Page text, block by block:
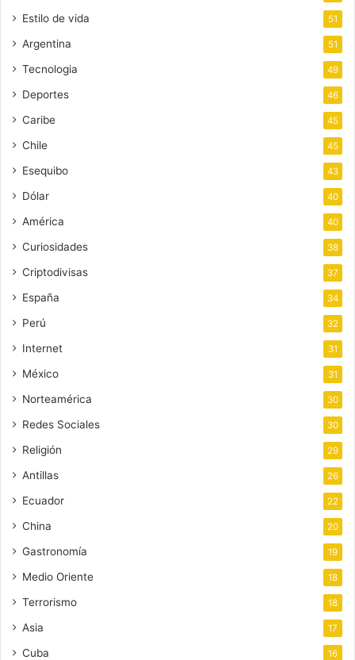
Estilo de vida 51
Argentina 51
Tecnologia 49
Deportes 46
Caribe 45
Chile 45
Esequibo 43
Dólar 40
América 40
Curiosidades 38
Criptodivisas 37
España 34
Perú 32
Internet 31
México 31
Norteamérica 30
Redes Sociales 30
Religión 29
Antillas 26
Ecuador 22
China 20
Gastronomía 19
Medio Oriente 18
Terrorismo 18
Asia 17
Cuba 16